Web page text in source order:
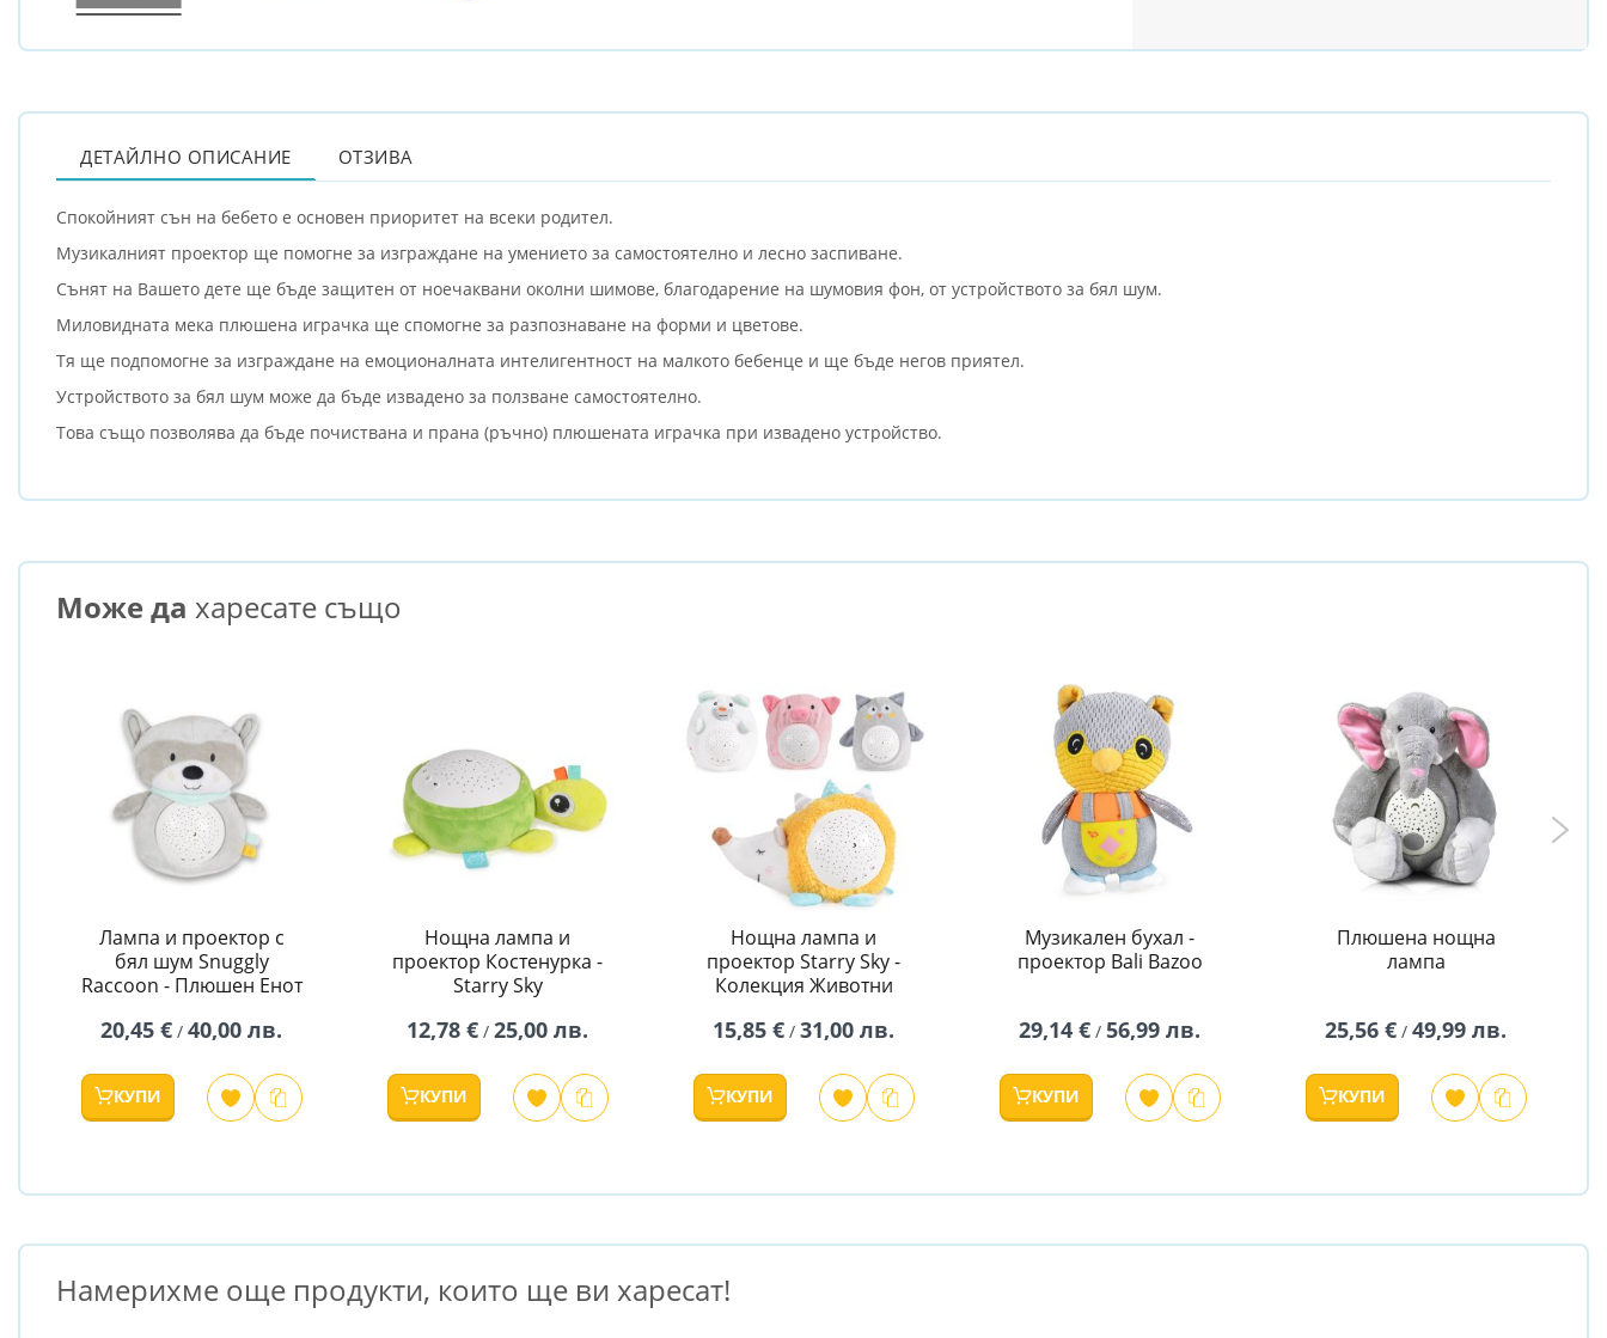
ДЕТАЙЛНО ОПИСАНИЕ
Спокойният сън на бебето е основен приоритет на всеки родител.
Музикалният проектор ще помогне за изграждане на умението за самостоятелно и лесно заспиване.
Сънят на Вашето дете ще бъде защитен от ноечаквани околни шимове, благодарение на шумовия фон, от устройството за бял шум.
Миловидната мека плюшена играчка ще спомогне за разпознаване на форми и цветове.
Тя ще подпомогне за изграждане на емоционалната интелигентност на малкото бебенце и ще бъде негов приятел.
Устройството за бял шум може да бъде извадено за ползване самостоятелно.
Това също позволява да бъде почиствана и прана (ръчно) плюшената играчка при извадено устройство.
ОТЗИВА
Може да харесате също
Лампа и проектор с
бял шум Snuggly
Raccoon - Плюшен Енот
20,45 € / 40,00 лв.
КУПИ
Нощна лампа и
проектор Костенурка -
Starry Sky
12,78 € / 25,00 лв.
КУПИ
Нощна лампа и
проектор Starry Sky -
Колекция Животни
15,85 € / 31,00 лв.
КУПИ
Музикален бухал -
проектор Bali Bazoo
29,14 € / 56,99 лв.
КУПИ
Плюшена нощна
лампа
25,56 € / 49,99 лв.
КУПИ
Намерихме още продукти, които ще ви харесат!